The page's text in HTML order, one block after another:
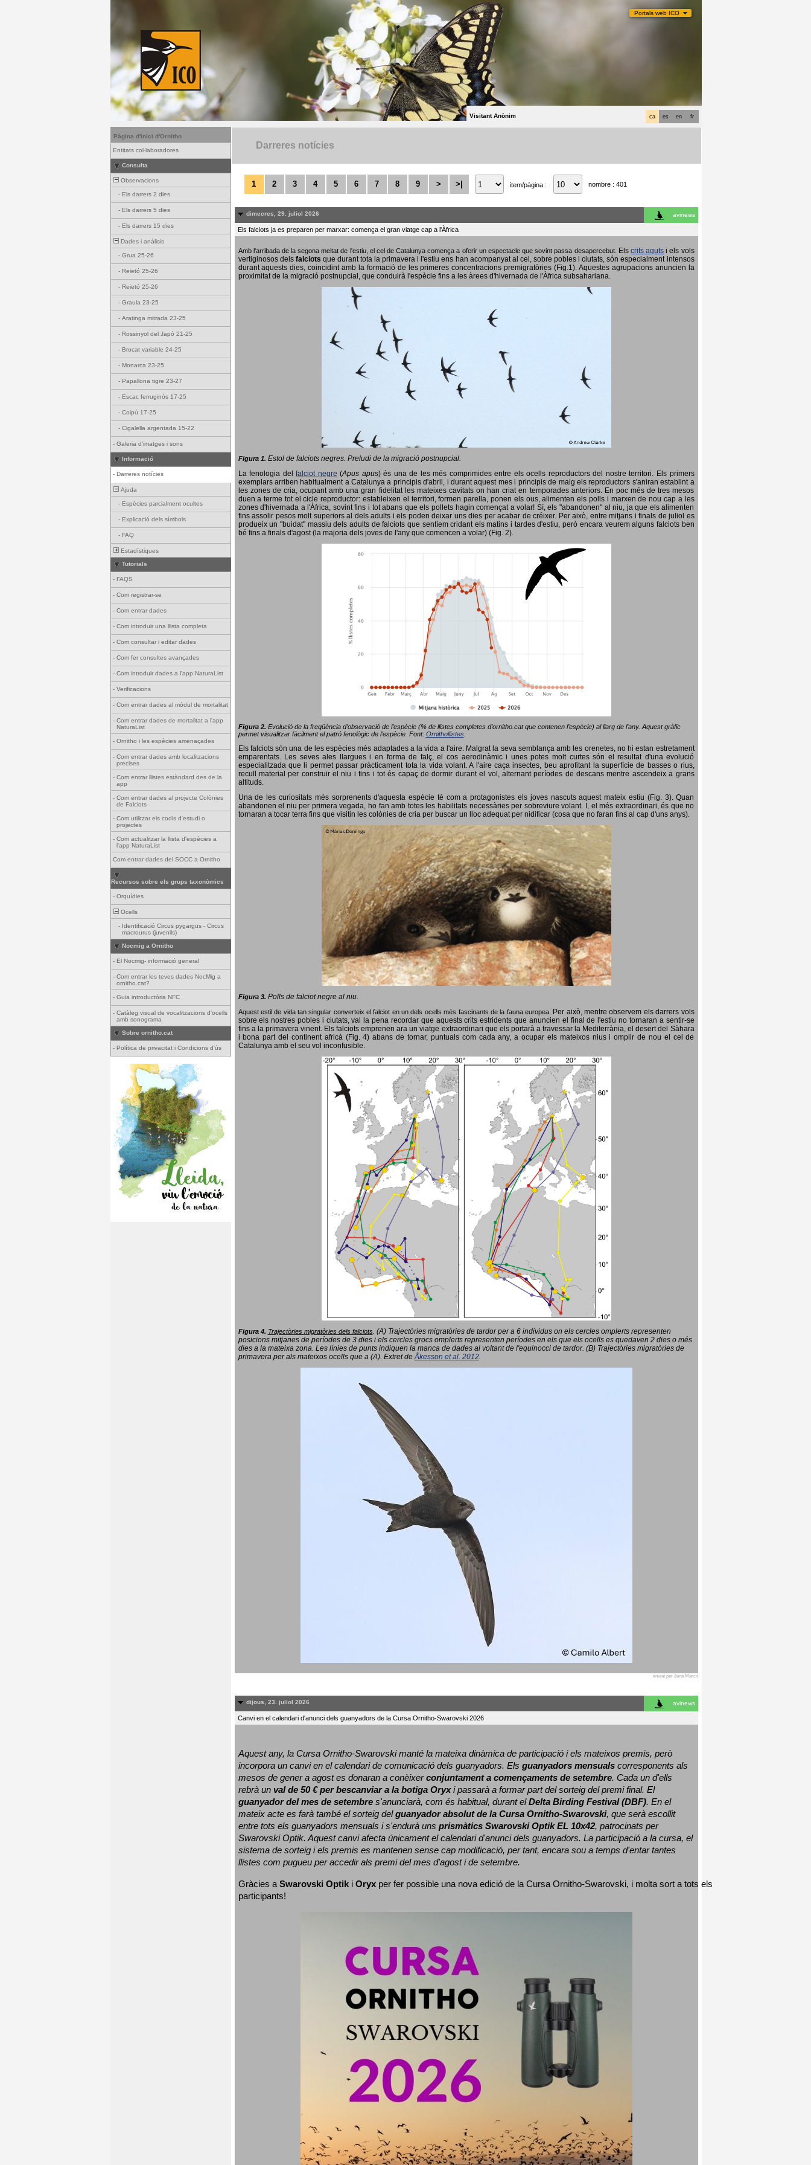
Portals web ICO
fr
en
es
ca
Visitant Anònim
Pàgina d'inici d'Ornitho
Entitats col·laboradores
Consulta
Observacions
- Els darrers 2 dies
- Els darrers 5 dies
- Els darrers 15 dies
Dades i anàlisis
- Grua 25-26
- Reietó 25-26
- Reietó 25-26
- Graula 23-25
- Aratinga mitrada 23-25
- Rossinyol del Japó 21-25
- Brocat variable 24-25
- Monarca 23-25
- Papallona tigre 23-27
- Escac ferruginós 17-25
- Coipú 17-25
- Cigalella argentada 15-22
- Galeria d'imatges i sons
Informació
- Darreres notícies
Ajuda
- Espècies parcialment ocultes
- Explicació dels símbols
- FAQ
Estadístiques
Tutorials
- FAQS
- Com registrar-se
- Com entrar dades
- Com introduir una llista completa
- Com consultar i editar dades
- Com fer consultes avançades
- Com introduir dades a l'app NaturaList
- Verificacions
- Com entrar dades al mòdul de mortalitat
- Com entrar dades de mortalitat a l'app
NaturaList
- Ornitho i les espècies amenaçades
- Com entrar dades amb localitzacions
precises
- Com entrar llistes estàndard des de la
app
- Com entrar dades al projecte Colònies
de Falciots
- Com utilitzar els codis d'estudi o
projectes
- Com actualitzar la llista d'espècies a
l'app NaturaList
Com entrar dades del SOCC a Ornitho
Recursos sobre els grups taxonòmics
- Orquídies
Ocells
- Identificació Circus pygargus - Circus
macrourus (juvenils)
Nocmig a Ornitho
- El Nocmig- informació general
- Com entrar les teves dades NocMig a
ornitho.cat?
- Guia introductòria NFC
- Catàleg visual de vocalitzacions d'ocells
amb sonograma
Sobre ornitho.cat
- Política de privacitat i Condicions d'ús
Darreres notícies
1 2 3 4 5 6 7 8 9 > >| ítem/pàgina : nombre : 401
dimecres, 29. juliol 2026 avinews
Els falciots ja es preparen per marxar: comença el gran viatge cap a l'Àfrica
Amb l'arribada de la segona meitat de l'estiu, el cel de Catalunya comença a oferir un espectacle que sovint passa desapercebut. Els crits aguts i els vols
vertiginosos dels falciots que durant tota la primavera i l'estiu ens han acompanyat al cel, sobre pobles i ciutats, són especialment intensos
durant aquests dies, coincidint amb la formació de les primeres concentracions premigratòries (Fig.1). Aquestes agrupacions anuncien la
proximitat de la migració postnupcial, que conduirà l'espècie fins a les àrees d'hivernada de l'Àfrica subsahariana.
Figura 1. Estol de falciots negres. Preludi de la migració postnupcial.
La fenologia delfalciot negre (Apus apus) és una de les més comprimides entre els ocells reproductors del nostre territori. Els primers
exemplars arriben habitualment a Catalunya a principis d'abril, i durant aquest mes i principis de maig els reproductors s'aniran establint a
les zones de cria, ocupant amb una gran fidelitat les mateixes cavitats on han criat en temporades anteriors. En poc més de tres mesos
duen a terme tot el cicle reproductor: estableixen el territori, formen parella, ponen els ous, alimenten els polls i marxen de nou cap a les
zones d'hivernada a l'Àfrica, sovint fins i tot abans que els pollets hagin començat a volar! Sí, els "abandonen" al niu, ja que els alimenten
fins assolir pesos molt superiors al dels adults i els poden deixar uns dies per acabar de créixer. Per això, entre mitjans i finals de juliol es
produeix un "buidat" massiu dels adults de falciots que sentíem cridant els matins i tardes d'estiu, però encara veurem alguns falciots ben
bé fins a finals d'agost (la majoria dels joves de l'any que comencen a volar) (Fig. 2).
Figura 2. Evolució de la freqüència d’observació de l’espècie (% de llistes completes d’ornitho.cat que contenen l’espècie) al llarg de l’any. Aquest gràfic
permet visualitzar fàcilment el patró fenològic de l’espècie. Font: Ornithollistes.
Els falciots són una de les espècies més adaptades a la vida a l'aire. Malgrat la seva semblança amb les orenetes, no hi estan estretament
emparentats. Les seves ales llargues i en forma de falç, el cos aerodinàmic i unes potes molt curtes són el resultat d'una evolució
especialitzada que li permet passar pràcticament tota la vida volant. A l'aire caça insectes, beu aprofitant la superfície de basses o rius,
recull material per construir el niu i fins i tot és capaç de dormir durant el vol, alternant períodes de descans mentre ascendeix a grans
altituds.
Una de les curiositats més sorprenents d'aquesta espècie té com a protagonistes els joves nascuts aquest mateix estiu (Fig. 3). Quan
abandonen el niu per primera vegada, ho fan amb totes les habilitats necessàries per sobreviure volant. I, el més extraordinari, és que no
tornaran a tocar terra fins que visitin les colònies de cria per buscar un lloc adequat per nidificar (cosa que no faran fins al cap d'uns anys).
Figura 3. Polls de falciot negre al niu.
Aquest estil de vida tan singular converteix el falciot en un dels ocells més fascinants de la fauna europea. Per això, mentre observem els darrers vols
sobre els nostres pobles i ciutats, val la pena recordar que aquests crits estridents que anuncien el final de l'estiu no tornaran a sentir-se
fins a la primavera vinent. Els falciots emprenen ara un viatge extraordinari que els portarà a travessar la Mediterrània, el desert del Sàhara
i bona part del continent africà (Fig. 4) abans de tornar, puntuals com cada any, a ocupar els mateixos nius i omplir de nou el cel de
Catalunya amb el seu vol inconfusible.
Figura 4. Trajectòries migratòries dels falciots. (A) Trajectòries migratòries de tardor per a 6 individus on els cercles omplerts representen
posicions mitjanes de períodes de 3 dies i els cercles grocs omplerts representen períodes en els que els ocells es quedaven 2 dies o més
dies a la mateixa zona. Les línies de punts indiquen la manca de dades al voltant de l'equinocci de tardor. (B) Trajectòries migratòries de
primavera per als mateixos ocells que a (A). Extret deÅkesson et al. 2012.
enviat per Jana Marco
dijous, 23. juliol 2026 avinews
Canvi en el calendari d'anunci dels guanyadors de la Cursa Ornitho-Swarovski 2026
Aquest any, la Cursa Ornitho-Swarovski manté la mateixa dinàmica de participació i els mateixos premis, però
incorpora un canvi en el calendari de comunicació dels guanyadors. Els guanyadors mensuals corresponents als
mesos de gener a agost es donaran a conèixer conjuntament a començaments de setembre. Cada un d'ells
rebrà un val de 50 € per bescanviar a la botiga Oryx i passarà a formar part del sorteig del premi final.
El
guanyador del mes de setembre s'anunciarà, com és habitual, durant el Delta Birding Festival (DBF). En el
mateix acte es farà també el sorteig del guanyador absolut de la Cursa Ornitho-Swarovski, que serà escollit
entre tots els guanyadors mensuals i s'endurà uns prismàtics Swarovski Optik EL 10x42, patrocinats per
Swarovski Optik. Aquest canvi afecta únicament el calendari d'anunci dels guanyadors. La participació a la cursa, el
sistema de sorteig i els premis es mantenen sense cap modificació, per tant, encara sou a temps d'entar tantes
llistes com pugueu per accedir als premi del mes d'agost i de setembre.
Gràcies a Swarovski Optik i Oryx per fer possible una nova edició de la Cursa Ornitho-Swarovski, i molta sort a tots els
participants!